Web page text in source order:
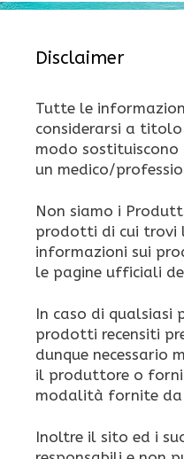
Disclaimer
Tutte le
considerarsi a
modo
un medico/
Non siamo i
prodotti di cui trovi
informazioni sui
le pagine ufficiali
In caso di qualsiasi
prodotti recensiti
dunque necessario
il produttore o
modalità fornite
Inoltre il sito ed i